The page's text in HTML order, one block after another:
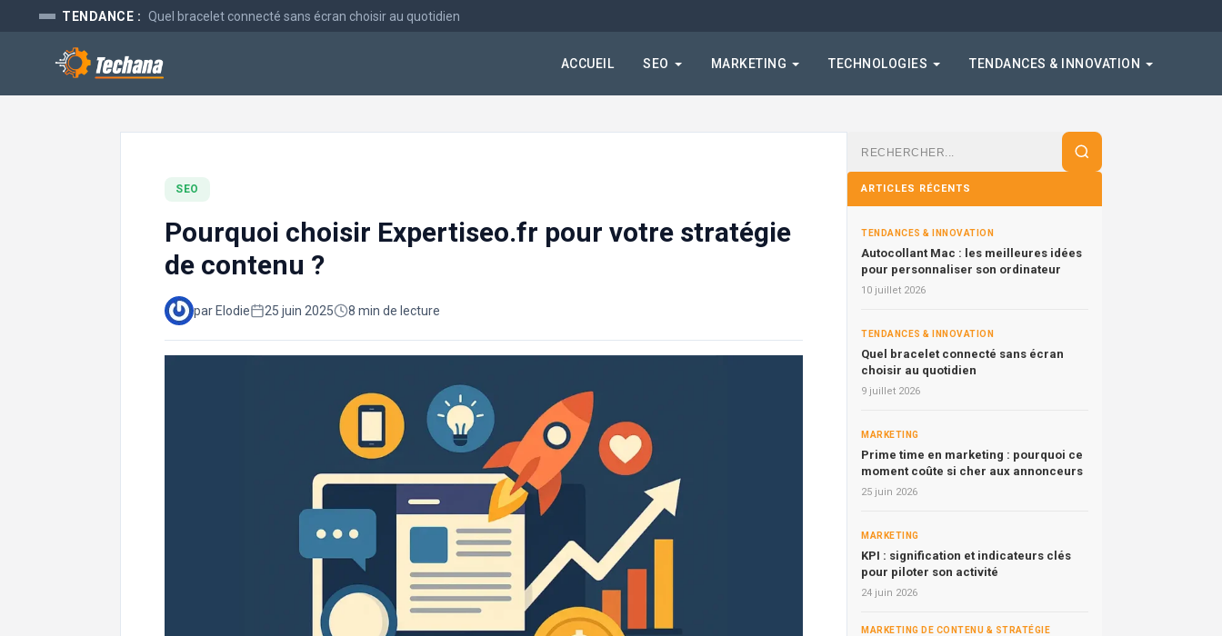
TENDANCE : Quel bracelet connecté sans écran choisir au quotidien
ACCUEIL SEO MARKETING TECHNOLOGIES TENDANCES & INNOVATION
SEO
Pourquoi choisir Expertiseo.fr pour votre stratégie
de contenu ?
par Elodie 25 juin 2025 8 min de lecture
Rechercher
ARTICLES RÉCENTS
TENDANCES & INNOVATION
Autocollant Mac : les meilleures idées
pour personnaliser son ordinateur
10 juillet 2026
TENDANCES & INNOVATION
Quel bracelet connecté sans écran
choisir au quotidien
9 juillet 2026
MARKETING
Prime time en marketing : pourquoi ce
moment coûte si cher aux annonceurs
25 juin 2026
MARKETING
KPI : signification et indicateurs clés
pour piloter son activité
24 juin 2026
MARKETING DE CONTENU & STRATÉGIE